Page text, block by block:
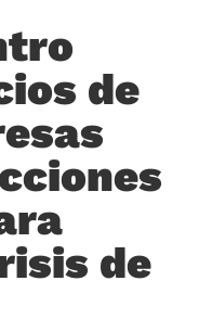
de
de